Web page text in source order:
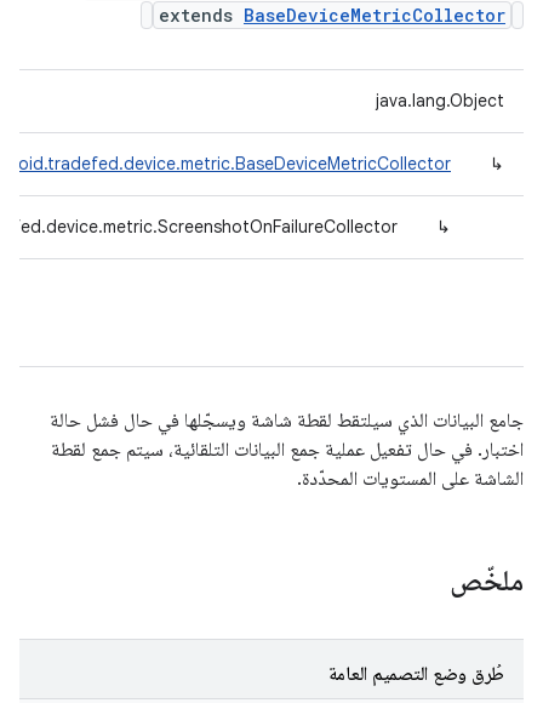
extends BaseDeviceMetricCollector
java.lang.Object
↳
↳
جامع البيانات الذي سيلتقط لقطة شاشة ويسجّلها في حال فشل حالة
اختبار. في حال تفعيل عملية جمع البيانات التلقائية، سيتم جمع لقطة
الشاشة على المستويات المحدّدة.
ملخّص
طُرق وضع التصميم العامة